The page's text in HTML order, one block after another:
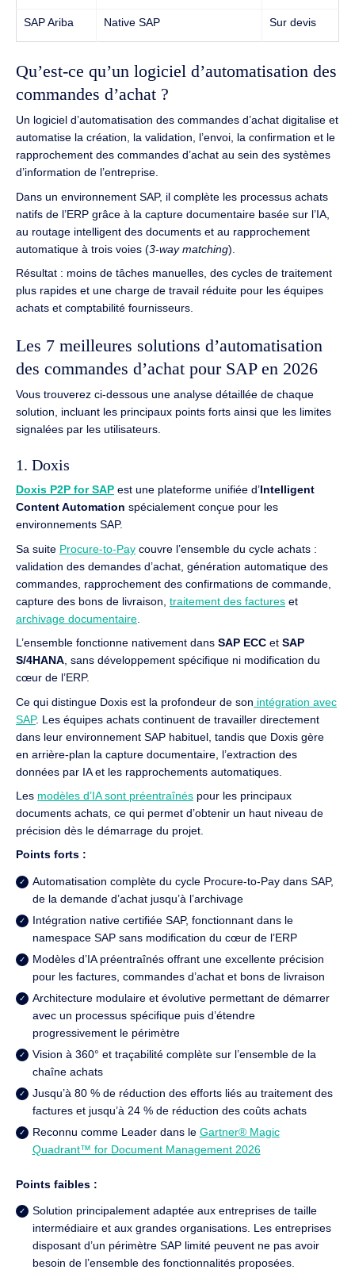
SAP Ariba Native SAP Sur devis
Qu’est-ce qu’un logiciel d’automatisation des
commandes d’achat ?
Un logiciel d’automatisation des commandes d’achat digitalise et
automatise la création, la validation, l’envoi, la confirmation et le
rapprochement des commandes d’achat au sein des systèmes
d’information de l’entreprise.
Dans un environnement SAP, il complète les processus achats
natifs de l’ERP grâce à la capture documentaire basée sur l’IA,
au routage intelligent des documents et au rapprochement
automatique à trois voies (3-way matching).
Résultat : moins de tâches manuelles, des cycles de traitement
plus rapides et une charge de travail réduite pour les équipes
achats et comptabilité fournisseurs.
Les 7 meilleures solutions d’automatisation
des commandes d’achat pour SAP en 2026
Vous trouverez ci-dessous une analyse détaillée de chaque
solution, incluant les principaux points forts ainsi que les limites
signalées par les utilisateurs.
1. Doxis
Doxis P2P for SAP est une plateforme unifiée d’Intelligent
Content Automation spécialement conçue pour les
environnements SAP.
Sa suite Procure-to-Pay couvre l’ensemble du cycle achats :
validation des demandes d’achat, génération automatique des
commandes, rapprochement des confirmations de commande,
capture des bons de livraison, traitement des factures et
archivage documentaire
L’ensemble fonctionne nativement dans SAP ECC et SAP
S/4HANA, sans développement spécifique ni modification du
cœur de l’ERP.
Ce qui distingue Doxis est la profondeur de son intégration avec
SAP. Les équipes achats continuent de travailler directement
dans leur environnement SAP habituel, tandis que Doxis gère
en arrière-plan la capture documentaire, l’extraction des
données par IA et les rapprochements automatiques.
Les modèles d’IA sont préentraînés pour les principaux
documents achats, ce qui permet d’obtenir un haut niveau de
précision dès le démarrage du projet.
Points forts :
Automatisation complète du cycle Procure-to-Pay dans SAP,
de la demande d’achat jusqu’à l’archivage
Intégration native certifiée SAP, fonctionnant dans le
namespace SAP sans modification du cœur de l’ERP
Modèles d’IA préentraînés offrant une excellente précision
pour les factures, commandes d’achat et bons de livraison
Architecture modulaire et évolutive permettant de démarrer
avec un processus spécifique puis d’étendre
progressivement le périmètre
Vision à 360° et traçabilité complète sur l’ensemble de la
chaîne achats
Jusqu’à 80 % de réduction des efforts liés au traitement des
factures et jusqu’à 24 % de réduction des coûts achats
Reconnu comme Leader dans le Gartner® Magic
Quadrant™ for Document Management 2026
Points faibles :
Solution principalement adaptée aux entreprises de taille
intermédiaire et aux grandes organisations. Les entreprises
disposant d’un périmètre SAP limité peuvent ne pas avoir
besoin de l’ensemble des fonctionnalités proposées.